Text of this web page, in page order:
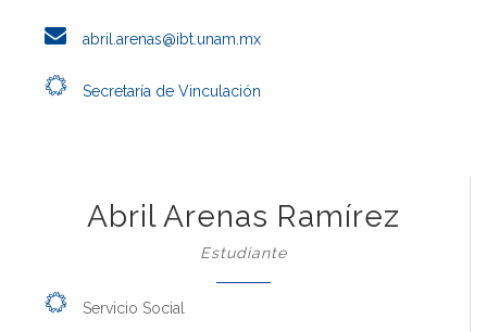
abril.arenas@ibt.unam.mx
Secretaría de Vinculación
Abril Arenas Ramírez
Estudiante
Servicio Social